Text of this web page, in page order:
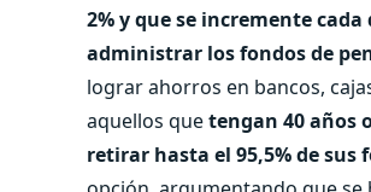
2% y que se incremente cada
administrar los fondos de
lograr ahorros en bancos,
aquellos quetengan 40 años
retirar hasta el 95,5% de sus